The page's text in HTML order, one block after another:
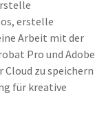
erstelle
Arbeit mit der
Pro und Adobe
zu speichern
für kreative